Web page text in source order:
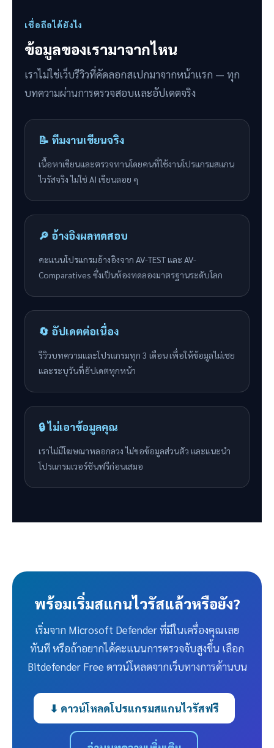
เชื่อถือได้ยังไง
ข้อมูลของเรามาจากไหน
เราไม่ใช่เว็บรีวิวที่คัดลอกสเปกมาจากหน้าแรก — ทุก
บทความผ่านการตรวจสอบและอัปเดตจริง
📝 ทีมงานเขียนจริง
เนื้อหาเขียนและตรวจทานโดยคนที่ใช้งานโปรแกรมสแกน
ไวรัสจริง ไม่ใช่ AI เขียนลอย ๆ
🔎 อ้างอิงผลทดสอบ
คะแนนโปรแกรมอ้างอิงจาก AV-TEST และ AV-
Comparatives ซึ่งเป็นห้องทดลองมาตรฐานระดับโลก
🔄 อัปเดตต่อเนื่อง
รีวิวบทความและโปรแกรมทุก 3 เดือน เพื่อให้ข้อมูลไม่เชย
และระบุวันที่อัปเดตทุกหน้า
🔒 ไม่เอาข้อมูลคุณ
เราไม่มีโฆษณาหลอกลวง ไม่ขอข้อมูลส่วนตัว และแนะนำ
โปรแกรมเวอร์ชันฟรีก่อนเสมอ
พร้อมเริ่มสแกนไวรัสแล้วหรือยัง?
เริ่มจาก Microsoft Defender ที่มีในเครื่องคุณเลย
ทันที หรือถ้าอยากได้คะแนนการตรวจจับสูงขึ้น เลือก
Bitdefender Free ดาวน์โหลดจากเว็บทางการด้านบน
⬇ ดาวน์โหลดโปรแกรมสแกนไวรัสฟรี